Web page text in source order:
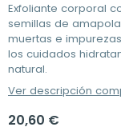
Exfoliante corporal
semillas de
muertas e
los cuidados
natural.
Ver descripción
20,60 €